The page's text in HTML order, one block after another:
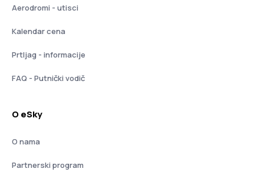
Aerodromi - utisci
Kalendar cena
Prtljag - informacije
FAQ - Putnički vodič
O eSky
O nama
Partnerski program